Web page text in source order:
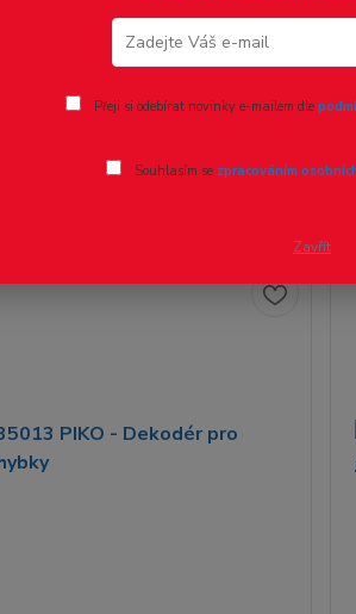
a spínací
Nejlevnější Nejdražší
Přeji si odebírat novinky e-mailem dle
Souhlasím se zpracováním
Zavřít